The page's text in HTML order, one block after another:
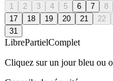
1 2 3 4 5 6 7 8
17
18 19 20 21 22
31
LibrePartielComplet
Cliquez sur un jour bleu ou